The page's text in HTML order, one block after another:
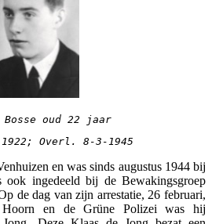
oud 22 jaar
Overl. 8-3-1945
en was sinds augustus 1944 bij
ook ingedeeld bij de Bewakingsgroep
de dag van zijn arrestatie, 26 februari,
en de Grüne Polizei was hij